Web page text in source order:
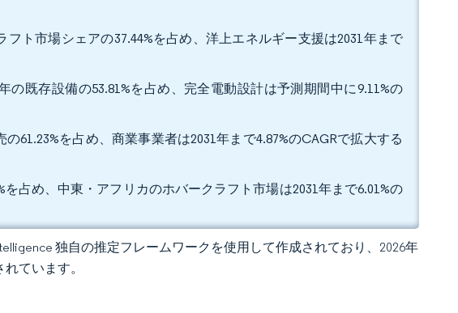
ト市場シェアの37.44%を占め、洋上エネルギー支援は2031年まで
既存設備の53.81%を占め、完全電動設計は予測期間中に9.11%の
61.23%を占め、商業事業者は2031年まで4.87%のCAGRで拡大する
占め、中東・アフリカのホバークラフト市場は2031年まで6.01%の
独自の推定フレームワークを使用して作成されており、2026年
ています。